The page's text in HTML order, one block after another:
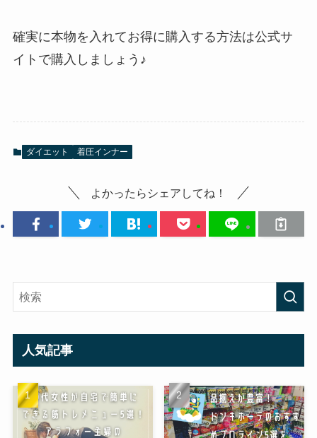
確実に本物を入れてお得に購入する方法は公式サ
イトで購入しましょう♪
ダイエット 着圧インナー
よかったらシェアしてね！
人気記事